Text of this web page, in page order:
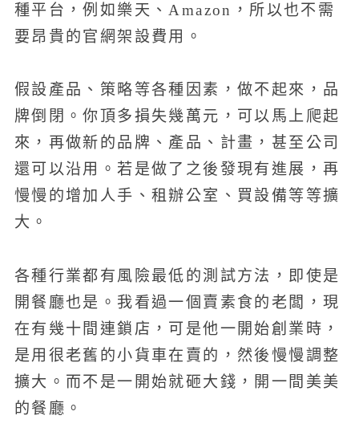
種平台，例如樂天、Amazon，所以也不需
要昂貴的官網架設費用。
假設產品、策略等各種因素，做不起來，品
牌倒閉。你頂多損失幾萬元，可以馬上爬起
來，再做新的品牌、產品、計畫，甚至公司
還可以沿用。若是做了之後發現有進展，再
慢慢的增加人手、租辦公室、買設備等等擴
大。
各種行業都有風險最低的測試方法，即使是
開餐廳也是。我看過一個賣素食的老闆，現
在有幾十間連鎖店，可是他一開始創業時，
是用很老舊的小貨車在賣的，然後慢慢調整
擴大。而不是一開始就砸大錢，開一間美美
的餐廳。